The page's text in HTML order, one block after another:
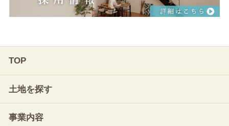
TOP
土地を探す
事業内容